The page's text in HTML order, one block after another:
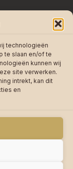
technologieën
te slaan en/of te
kunnen wij
site verwerken.
intrekt, kan dit
en